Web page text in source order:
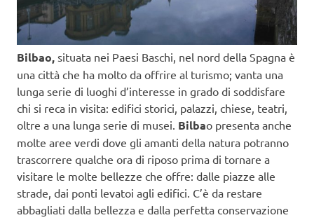
Bilbao, situata nei Paesi Baschi, nel nord della Spagna è
una città che ha molto da offrire al turismo; vanta una
lunga serie di luoghi d’interesse in grado di soddisfare
chi si reca in visita: edifici storici, palazzi, chiese, teatri,
oltre a una lunga serie di musei. Bilbao presenta anche
molte aree verdi dove gli amanti della natura potranno
trascorrere qualche ora di riposo prima di tornare a
visitare le molte bellezze che offre: dalle piazze alle
strade, dai ponti levatoi agli edifici. C’è da restare
abbagliati dalla bellezza e dalla perfetta conservazione